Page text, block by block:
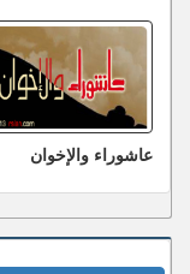
عاشوراء والإخوان